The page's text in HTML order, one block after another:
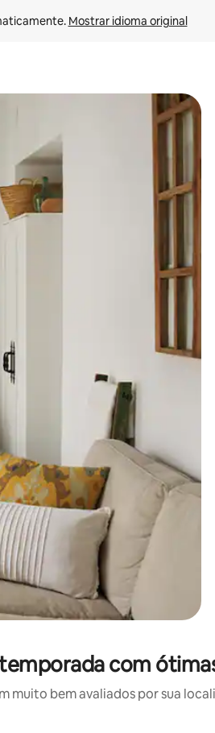
Mostrar idioma original
do teclado ou tocando e deslizando o
com
bem avaliados por sua